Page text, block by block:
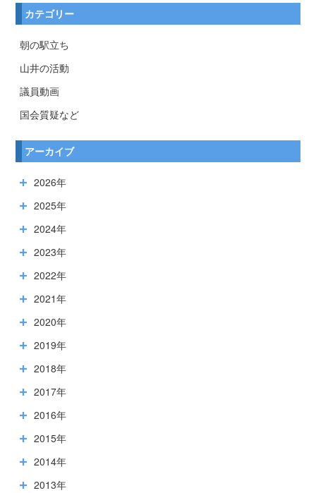
カテゴリー
朝の駅立ち
山井の活動
議員動画
国会質疑など
アーカイブ
2026年
2025年
2024年
2023年
2022年
2021年
2020年
2019年
2018年
2017年
2016年
2015年
2014年
2013年